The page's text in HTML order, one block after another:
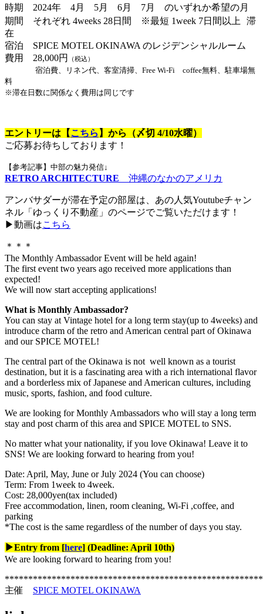
時期 2024年 4月 5月 6月 7月 のいずれか希望の月
期間 それぞれ 4weeks 28日間 ※最短 1week 7日間以上 滞
在
宿泊 SPICE MOTEL OKINAWA のレジデンシャルルーム
費用 28,000円
（税込）
宿泊費、リネン代、客室清掃、Free Wi-Fi coffee無料、駐車場無
料
※滞在日数に関係なく費用は同じです
エントリーは【こちら 】から（〆切 4/10水曜）
ご応募お待ちしております！
【参考記事】中部の魅力発信↓
RETRO ARCHITECTURE 沖縄のなかのアメリカ
アンバサダーが滞在予定の部屋は、あの人気Youtubeチャン
ネル「ゆっくり不動産」のページでご覧いただけます！
▶︎動画はこちら
＊＊＊
The Monthly Ambassador Event will be held again!
The first event two years ago received more applications than
expected!
We will now start accepting applications!
What is Monthly Ambassador?
You can stay at Vintage hotel for a long term stay(up to 4weeks) and
introduce charm of the retro and American central part of Okinawa
and our SPICE MOTEL!
The central part of the Okinawa is not well known as a tourist
destination, but it is a fascinating area with a rich international flavor
and a borderless mix of Japanese and American cultures, including
music, sports, fashion, and food culture.
We are looking for Monthly Ambassadors who will stay a long term
stay and post charm of this area and SPICE MOTEL to SNS.
No matter what your nationality, if you love Okinawa! Leave it to
SNS! We are looking forward to hearing from you!
Date: April, May, June or July 2024 (You can choose)
Term: From 1week to 4week.
Cost: 28,000yen(tax included)
Free accommodation, linen, room cleaning, Wi-Fi ,coffee, and
parking
*The cost is the same regardless of the number of days you stay.
▶︎Entry from [here] (Deadline: April 10th)
We are looking forward to hearing from you!
主催 SPICE MOTEL OKINAWA